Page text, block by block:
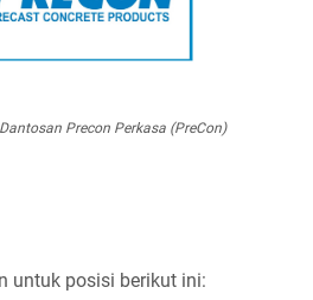
Precon Perkasa (PreCon)
untuk posisi berikut ini: